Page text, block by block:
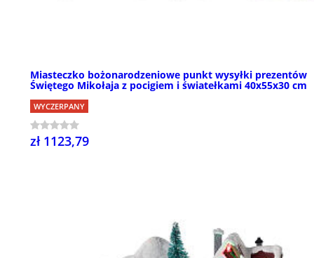
Miasteczko bożonarodzeniowe punkt wysyłki prezentów
Świętego Mikołaja z pocigiem i światełkami 40x55x30 cm
WYCZERPANY
zł 1123,79